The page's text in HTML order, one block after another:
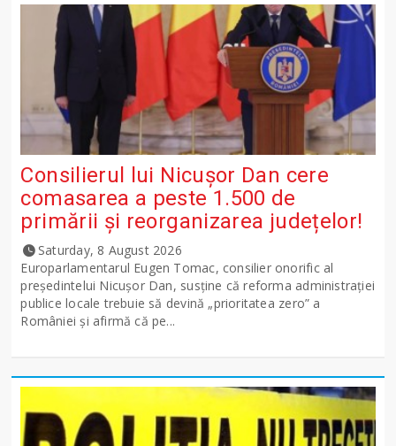
Consilierul lui Nicușor Dan cere
comasarea a peste 1.500 de
primării și reorganizarea județelor!
Saturday, 8 August 2026
Europarlamentarul Eugen Tomac, consilier onorific al
președintelui Nicușor Dan, susține că reforma administrației
publice locale trebuie să devină „prioritatea zero” a
României și afirmă că pe...